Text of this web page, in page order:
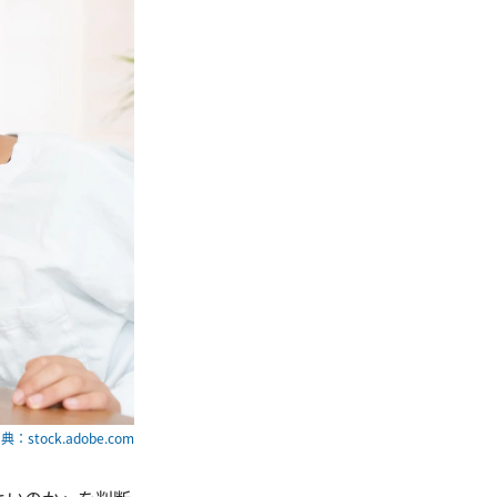
：stock.adobe.com